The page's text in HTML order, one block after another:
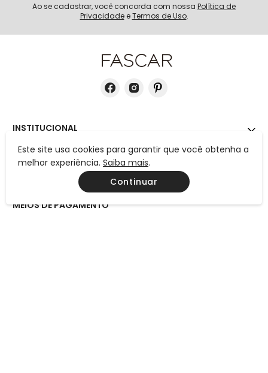
Ao se cadastrar, você concorda com nossa Política de
Privacidadee Termos de Uso.
INSTITUCIONAL
AJUDA
MEIOS DE PAGAMENTO
Este site usa cookies para garantir que você obtenha a
melhor experiência. Saiba mais.
Continuar